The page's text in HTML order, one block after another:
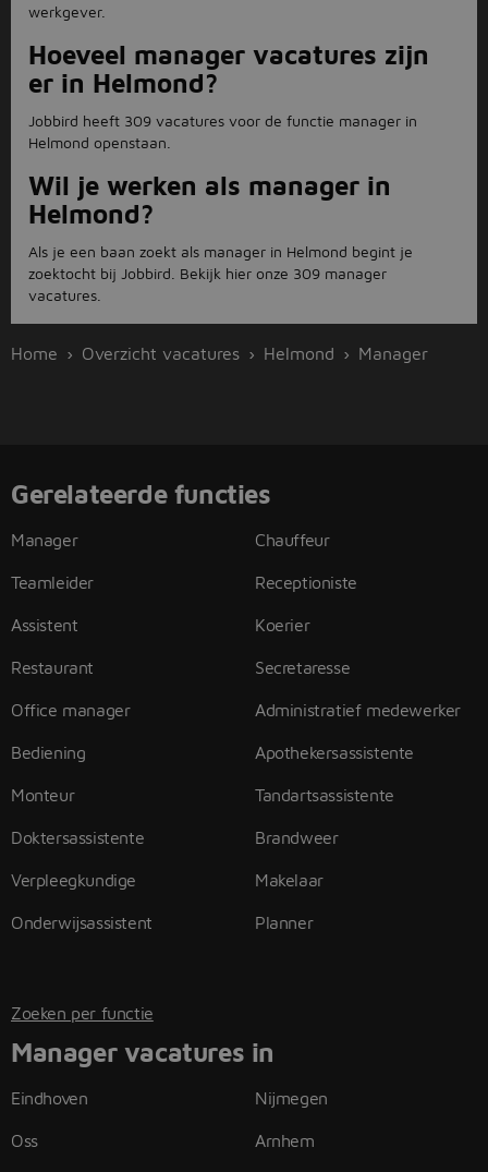
werkgever.
Hoeveel manager vacatures zijn
er in Helmond?
Jobbird heeft 309 vacatures voor de functie manager in
Helmond openstaan.
Wil je werken als manager in
Helmond?
Als je een baan zoekt als manager in Helmond begint je
zoektocht bij Jobbird. Bekijk hier onze 309 manager
vacatures.
Home Overzicht vacatures Helmond Manager
Gerelateerde functies
Manager
Teamleider
Assistent
Restaurant
Office manager
Bediening
Monteur
Doktersassistente
Verpleegkundige
Onderwijsassistent
Chauffeur
Receptioniste
Koerier
Secretaresse
Administratief medewerker
Apothekersassistente
Tandartsassistente
Brandweer
Makelaar
Planner
Zoeken per functie
Manager vacatures in
Eindhoven
Oss
Nijmegen
Arnhem